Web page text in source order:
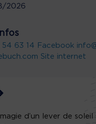
2026
54 63 14 Facebook
Site internet
d’un lever de soleil